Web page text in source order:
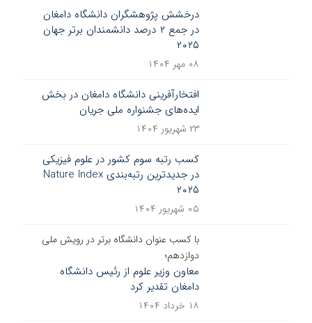
درخشش پژوهشگران دانشگاه دامغان
در جمع ۲ درصد دانشمندان برتر جهان
۲۰۲۵
۰۸ مهر ۱۴۰۴
افتخارآفرینی دانشگاه دامغان در بخش
ایده‌های جشنواره ملی جریان
۲۳ شهریور ۱۴۰۴
کسب رتبه سوم کشور در علوم فیزیکی
در جدیدترین رتبه‌بندی Nature Index
۲۰۲۵
۰۵ شهریور ۱۴۰۴
با کسب عنوان دانشگاه برتر در رویش ملی
دوازدهم؛
معاون وزیر علوم از رئیس دانشگاه
دامغان تقدیر کرد
۱۸ خرداد ۱۴۰۴